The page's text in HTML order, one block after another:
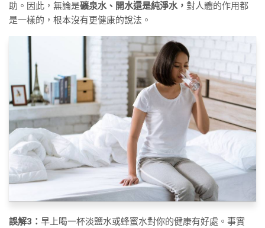
助。因此，無論是礦泉水、開水還是純淨水， 對人體的作用都
是一樣的，根本沒有更健康的說法。
誤解3： 早上喝一杯淡鹽水或蜂蜜水對你的健康有好處。事實